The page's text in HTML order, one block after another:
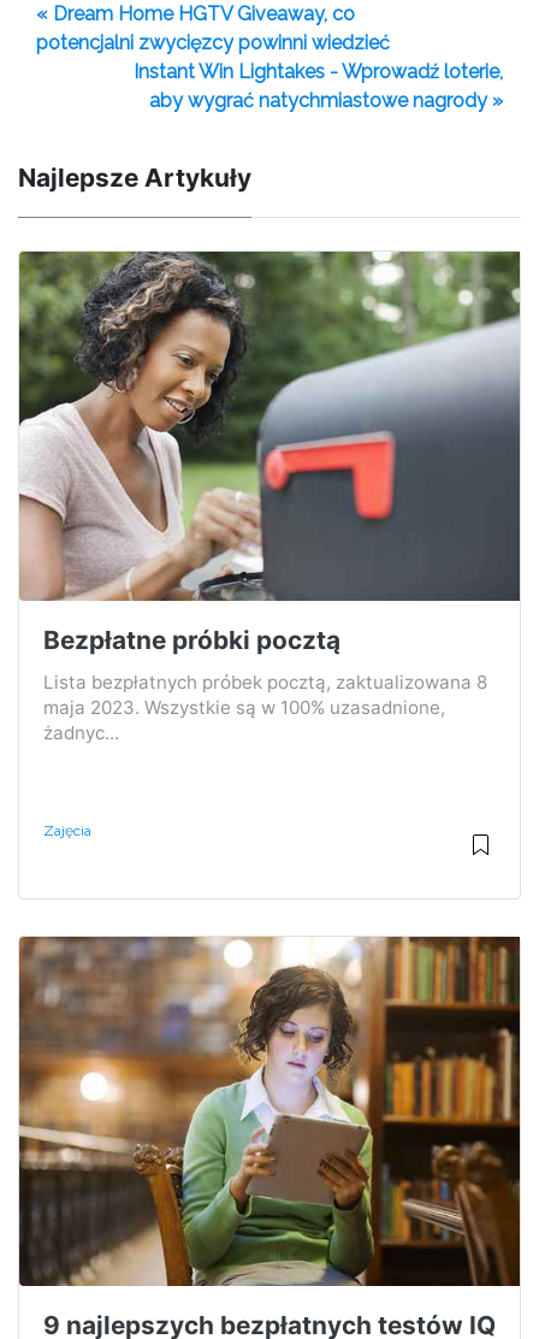
« Dream Home HGTV Giveaway, co
potencjalni zwycięzcy powinni wiedzieć
Instant Win Lightakes - Wprowadź loterie,
aby wygrać natychmiastowe nagrody »
Najlepsze Artykuły
Bezpłatne próbki pocztą
Lista bezpłatnych próbek pocztą, zaktualizowana 8
maja 2023. Wszystkie są w 100% uzasadnione,
żadnyc...
Zajęcia
9 najlepszych bezpłatnych testów IQ